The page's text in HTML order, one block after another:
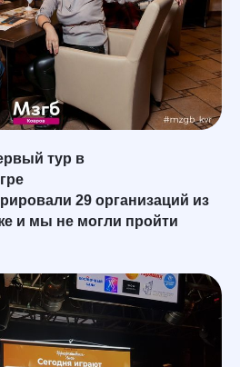
тур в
29 организаций из
и мы не могли пройти